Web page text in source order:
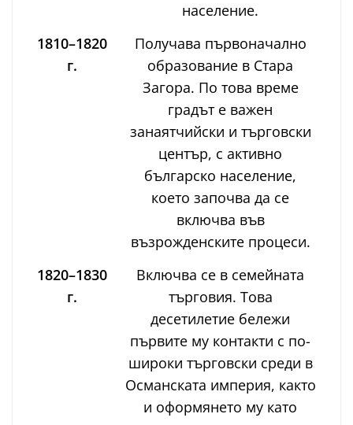
население.
1810–1820
г.
Получава първоначално
образование в Стара
Загора. По това време
градът е важен
занаятчийски и търговски
център, с активно
българско население,
което започва да се
включва във
възрожденските процеси.
1820–1830
г.
Включва се в семейната
търговия. Това
десетилетие бележи
първите му контакти с по-
широки търговски среди в
Османската империя, както
и оформянето му като